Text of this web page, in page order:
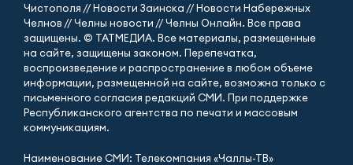
Чистополя // Новости Заинска // Новости Набережных
Челнов // Челны новости // Челны Онлайн. Все права
защищены. © ТАТМЕДИА. Все материалы, размещенные
на сайте, защищены законом. Перепечатка,
воспроизведение и распространение в любом объеме
информации, размещенной на сайте, возможна только с
письменного согласия редакций СМИ. При поддержке
Республиканского агентства по печати и массовым
коммуникациям.
Наименование СМИ: Телекомпания «Чаллы-ТВ»